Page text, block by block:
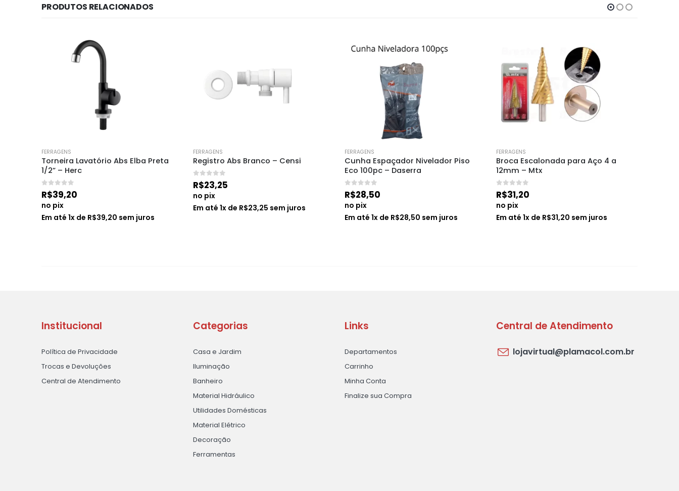
PRODUTOS RELACIONADOS
FERRAGENS
Torneira Lavatório Abs Elba Preta
1/2” – Herc
0 de 5
R$39,20
no pix
Em até 1x de R$39,20 sem juros
FERRAGENS
Registro Abs Branco – Censi
0 de 5
R$23,25
no pix
Em até 1x de R$23,25 sem juros
FERRAGENS
Cunha Espaçador Nivelador Piso
Eco 100pc – Daserra
0 de 5
R$28,50
no pix
Em até 1x de R$28,50 sem juros
FERRAGENS
Broca Escalonada para Aço 4 a
12mm – Mtx
0 de 5
R$31,20
no pix
Em até 1x de R$31,20 sem juros
Institucional
Política de Privacidade
Trocas e Devoluções
Central de Atendimento
Categorias
Casa e Jardim
Iluminação
Banheiro
Material Hidráulico
Utilidades Domésticas
Material Elétrico
Decoração
Ferramentas
Links
Departamentos
Carrinho
Minha Conta
Finalize sua Compra
Central de Atendimento
lojavirtual@plamacol.com.br